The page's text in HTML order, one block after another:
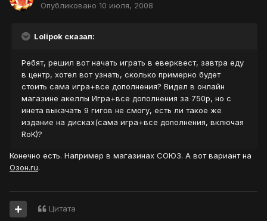
Опубликовано 10 июля, 2008
Lolipok сказал:
Ребят, решил вот начать играть в еверквест, завтра еду
в центр, хотел вот узнать, сколько примерно будет
стоить сама игра+все дополнения? Видел в онлайн
магазине акеллы Игра+все дополнения за 750р, но с
инета выкачать 9 гигов не смогу, есть ли такое же
издание на дисках(сама игра+все дополнения, включая
RoK)?
Конечно есть. Например в магазинах СОЮЗ. А вот вариант на
Озон.ru.
Цитата